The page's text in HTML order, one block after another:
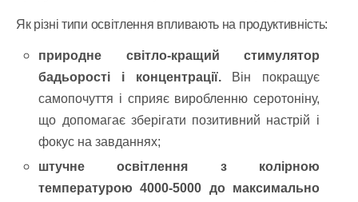
Як різні типи освітлення впливають на продуктивність:
природне світло-кращий стимулятор
бадьорості і концентрації.Він покращує
самопочуття і сприяє виробленню серотоніну,
що допомагає зберігати позитивний настрій і
фокус на завданнях;
штучне освітлення з колірною
температурою 4000-5000 до максимально